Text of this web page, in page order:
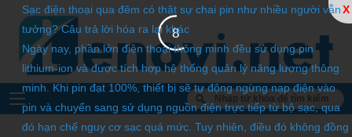
6
X
Sạc điện thoại qua đêm có thật sự chai pin như nhiều người vẫn
tưởng? Câu trả lời hóa ra lại khác
Ngày nay, phần lớn điện thoại thông minh đều sử dụng pin
lithium-ion và được tích hợp hệ thống quản lý năng lượng thông
minh. Khi pin đạt 100%, thiết bị sẽ tự động ngừng nạp điện vào
pin và chuyển sang sử dụng nguồn điện trực tiếp từ bộ sạc, qua
đó hạn chế nguy cơ sạc quá mức. Tuy nhiên, điều đó không đồng